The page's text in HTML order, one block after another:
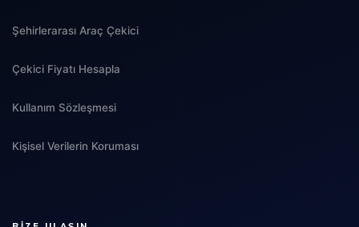
Şehirlerarası Araç Çekici
Çekici Fiyatı Hesapla
Kullanım Sözleşmesi
Kişisel Verilerin Koruması